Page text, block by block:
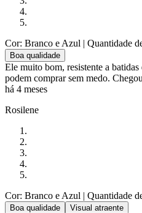
Cor: Branco e Azul | Quantidade
Boa qualidade
Ele muito bom, resistente a
podem comprar sem medo.
há 4 meses
Rosilene
Cor: Branco e Azul | Quantidade
Boa qualidade Visual atraente